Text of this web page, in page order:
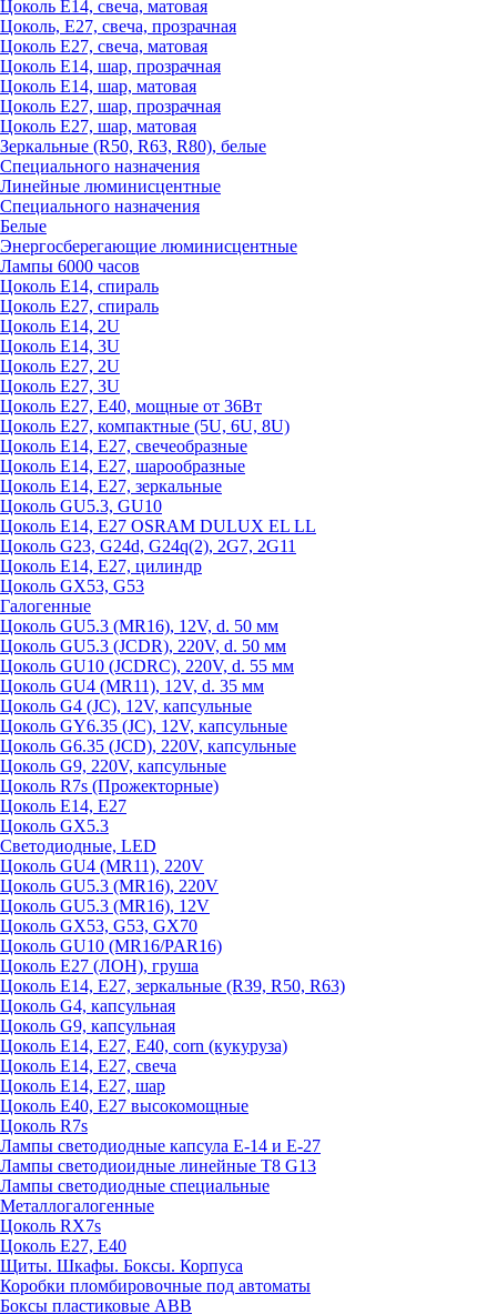
Цоколь Е14, свеча, матовая
Цоколь, Е27, свеча, прозрачная
Цоколь Е27, свеча, матовая
Цоколь Е14, шар, прозрачная
Цоколь Е14, шар, матовая
Цоколь Е27, шар, прозрачная
Цоколь Е27, шар, матовая
Зеркальные (R50, R63, R80), белые
Специального назначения
Линейные люминисцентные
Специального назначения
Белые
Энергосберегающие люминисцентные
Лампы 6000 часов
Цоколь Е14, спираль
Цоколь Е27, спираль
Цоколь Е14, 2U
Цоколь Е14, 3U
Цоколь Е27, 2U
Цоколь Е27, 3U
Цоколь Е27, Е40, мощные от 36Вт
Цоколь Е27, компактные (5U, 6U, 8U)
Цоколь Е14, Е27, свечеобразные
Цоколь Е14, Е27, шарообразные
Цоколь Е14, Е27, зеркальные
Цоколь GU5.3, GU10
Цоколь Е14, Е27 OSRAM DULUX EL LL
Цоколь G23, G24d, G24q(2), 2G7, 2G11
Цоколь Е14, Е27, цилиндр
Цоколь GX53, G53
Галогенные
Цоколь GU5.3 (MR16), 12V, d. 50 мм
Цоколь GU5.3 (JCDR), 220V, d. 50 мм
Цоколь GU10 (JCDRC), 220V, d. 55 мм
Цоколь GU4 (MR11), 12V, d. 35 мм
Цоколь G4 (JC), 12V, капсульные
Цоколь GY6.35 (JC), 12V, капсульные
Цоколь G6.35 (JCD), 220V, капсульные
Цоколь G9, 220V, капсульные
Цоколь R7s (Прожекторные)
Цоколь E14, E27
Цоколь GX5.3
Светодиодные, LED
Цоколь GU4 (MR11), 220V
Цоколь GU5.3 (MR16), 220V
Цоколь GU5.3 (MR16), 12V
Цоколь GX53, G53, GX70
Цоколь GU10 (MR16/PAR16)
Цоколь Е27 (ЛОН), груша
Цоколь Е14, Е27, зеркальные (R39, R50, R63)
Цоколь G4, капсульная
Цоколь G9, капсульная
Цоколь Е14, Е27, Е40, corn (кукуруза)
Цоколь Е14, Е27, свеча
Цоколь Е14, Е27, шар
Цоколь Е40, Е27 высокомощные
Цоколь R7s
Лампы светодиодные капсула Е-14 и Е-27
Лампы светодиоидные линейные T8 G13
Лампы светодиодные специальные
Металлогалогенные
Цоколь RX7s
Цоколь Е27, E40
Щиты. Шкафы. Боксы. Корпуса
Коробки пломбировочные под автоматы
Боксы пластиковые ABB